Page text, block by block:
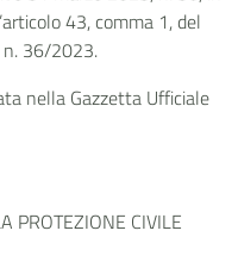
43, comma 1, del
n. 36/2023.
nella Gazzetta Ufficiale
PROTEZIONE CIVILE